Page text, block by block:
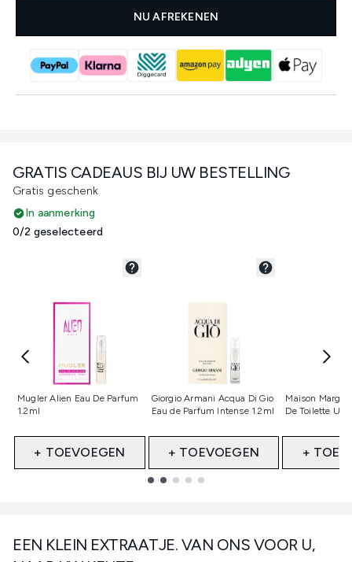
GRATIS CADEAUS BIJ UW BESTELLING
Gratis geschenk
In aanmerking
0/2 geselecteerd
Mugler Alien Eau De Parfum
1.2ml
Niet geselecteerd
+ TOEVOEGEN
Giorgio Armani Acqua Di Gio
Eau de Parfum Intense 1.2ml
Niet geselecteerd
+ TOEVOEGEN
Maison
De Toilette Up
Niet
+
EEN KLEIN EXTRAATJE. VAN ONS VOOR U,
NU AFREKENEN